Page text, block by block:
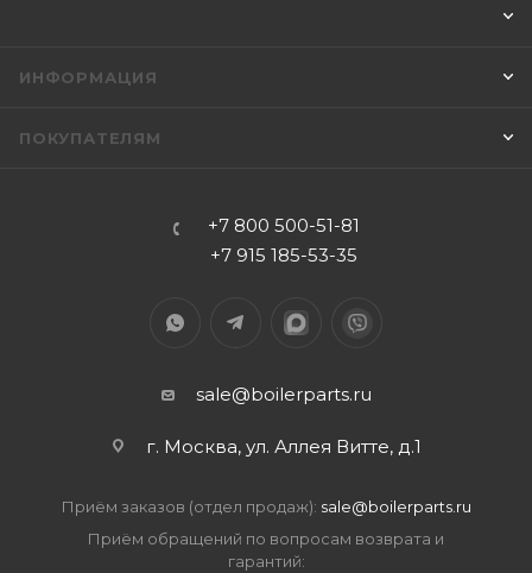
ИНФОРМАЦИЯ
ПОКУПАТЕЛЯМ
+7 800 500-51-81
+7 915 185-53-35
sale@boilerparts.ru
г. Москва, ул. Аллея Витте, д.1
Приём заказов (отдел продаж): sale@boilerparts.ru
Приём обращений по вопросам возврата и
гарантий: